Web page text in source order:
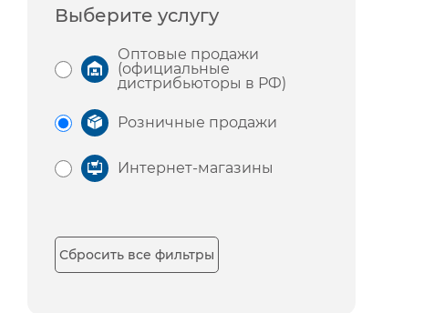
Выберите услугу
Оптовые продажи
(официальные
дистрибьюторы в РФ)
Розничные продажи
Интернет-магазины
Сбросить все фильтры